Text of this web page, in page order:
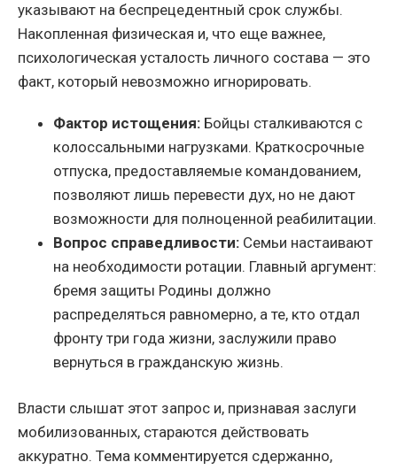
указывают на беспрецедентный срок службы.
Накопленная физическая и, что еще важнее,
психологическая усталость личного состава — это
факт, который невозможно игнорировать.
Фактор истощения: Бойцы сталкиваются с
колоссальными нагрузками. Краткосрочные
отпуска, предоставляемые командованием,
позволяют лишь перевести дух, но не дают
возможности для полноценной реабилитации.
Вопрос справедливости: Семьи настаивают
на необходимости ротации. Главный аргумент:
бремя защиты Родины должно
распределяться равномерно, а те, кто отдал
фронту три года жизни, заслужили право
вернуться в гражданскую жизнь.
Власти слышат этот запрос и, признавая заслуги
мобилизованных, стараются действовать
аккуратно. Тема комментируется сдержанно,